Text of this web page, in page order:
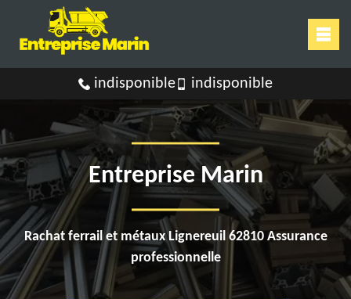
indisponible indisponible
Entreprise Marin
Rachat ferrail et métaux Lignereuil 62810 Assurance
professionnelle